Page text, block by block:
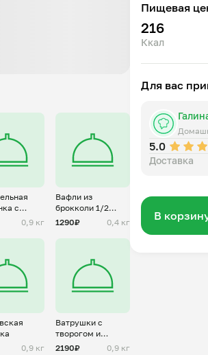
с
0,9 кг
Вафли из
брокколи 1/2
порции
1290₽ 0,4 кг
0,9 кг
Ватрушки с
творогом и
ягодами/
2190₽ 0,9 кг
Пищевая
216
Ккал
Для вас
5.0
Доставка
В